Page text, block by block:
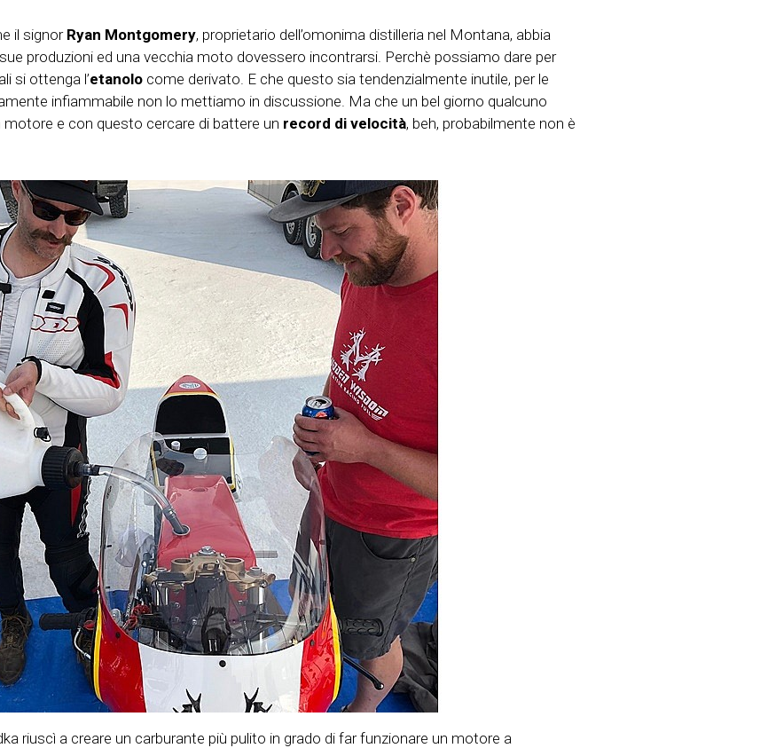
il signorRyan Montgomery, proprietario dell’omonima distilleria nel Montana, abbia
produzioni ed una vecchia moto dovessero incontrarsi. Perchè possiamo dare per
si ottenga l’etanolo come derivato. E che questo sia tendenzialmente inutile, per le
infiammabile non lo mettiamo in discussione. Ma che un bel giorno qualcuno
e con questo cercare di battere un record di velocità, beh, probabilmente non è
riuscì a creare un carburante più pulito in grado di far funzionare un motore a